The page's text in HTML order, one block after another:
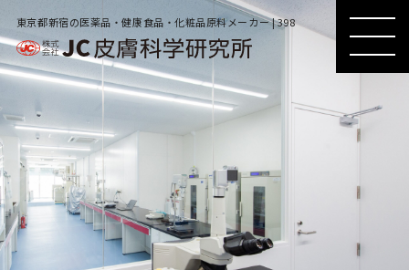
東京都新宿の医薬品・健康食品・化粧品原料メーカー | 398